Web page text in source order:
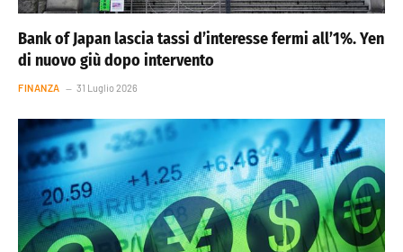
Bank of Japan lascia tassi d’interesse fermi all’1%. Yen
di nuovo giù dopo intervento
FINANZA 31 Luglio 2026